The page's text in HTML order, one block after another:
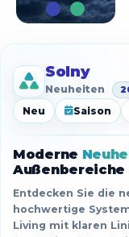
Solny
Neuheiten
Neu Saison
Moderne
Außenbereiche
Entdecken Sie die
hochwertige
Living mit klaren